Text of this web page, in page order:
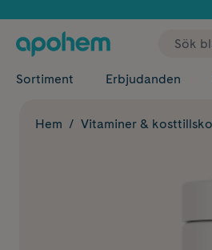
Sortiment Erbjudanden
Hem Vitaminer &